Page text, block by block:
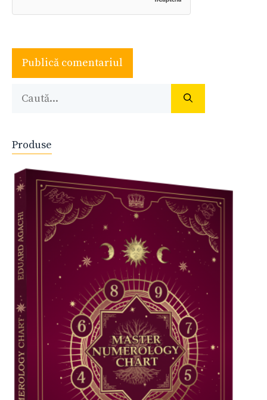
Caută
Produse